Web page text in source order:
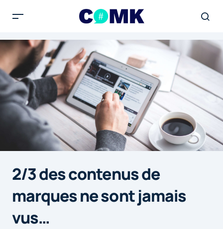
2/3 des contenus de
marques ne sont jamais
vus…